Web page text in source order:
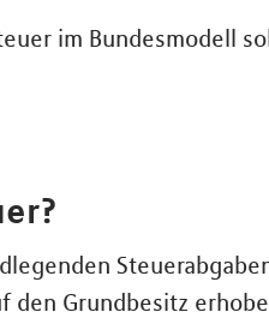
im Bundesmodell
den Grundbesitz